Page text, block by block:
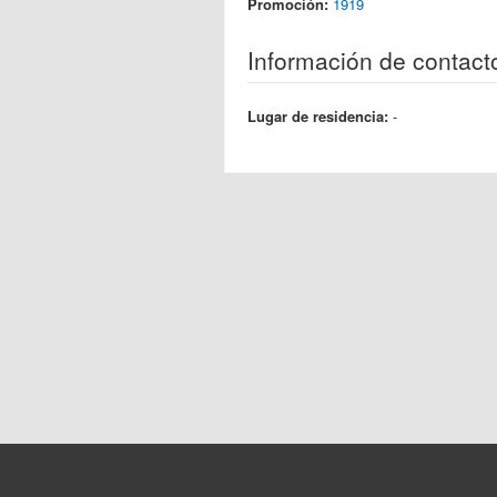
Información de
Lugar de residencia: -